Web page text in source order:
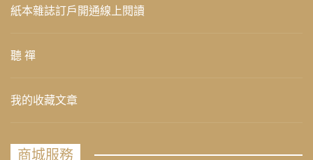
紙本雜誌訂戶開通線上閱讀
聽 禪
我的收藏文章
商城服務